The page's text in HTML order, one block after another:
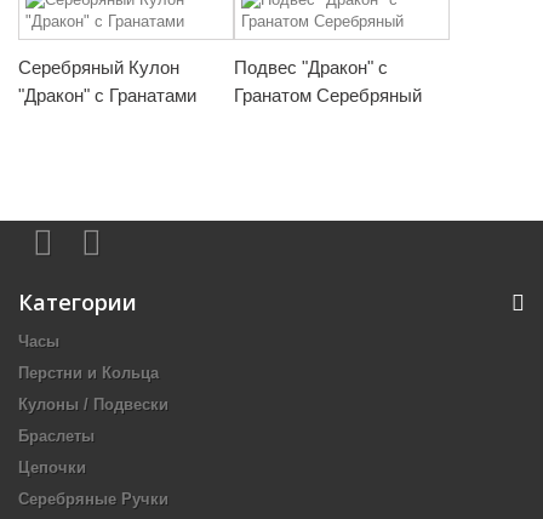
Серебряный Кулон
"Дракон" с Гранатами
Подвес "Дракон" с
Гранатом Серебряный
Категории
Часы
Перстни и Кольца
Кулоны / Подвески
Браслеты
Цепочки
Серебряные Ручки